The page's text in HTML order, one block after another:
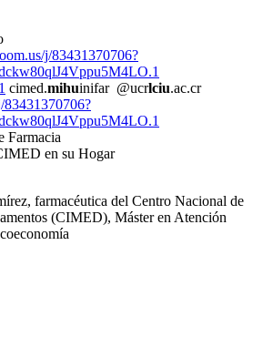
j/83431370706?
cimed.mihuinifar @ucrlciu.ac.cr
83431370706?
Farmacia
en su Hogar
farmacéutica del Centro Nacional de
(CIMED), Máster en Atención